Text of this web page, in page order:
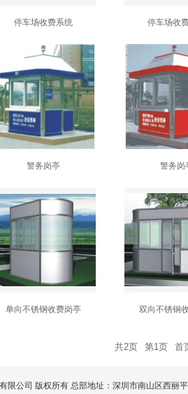
停车场收费系统 停车场收
警务岗亭 警务岗
单向不锈钢收费岗亭 双向不锈钢
共2页 第1页 首
公司 版权所有 总部地址：深圳市南山区西丽